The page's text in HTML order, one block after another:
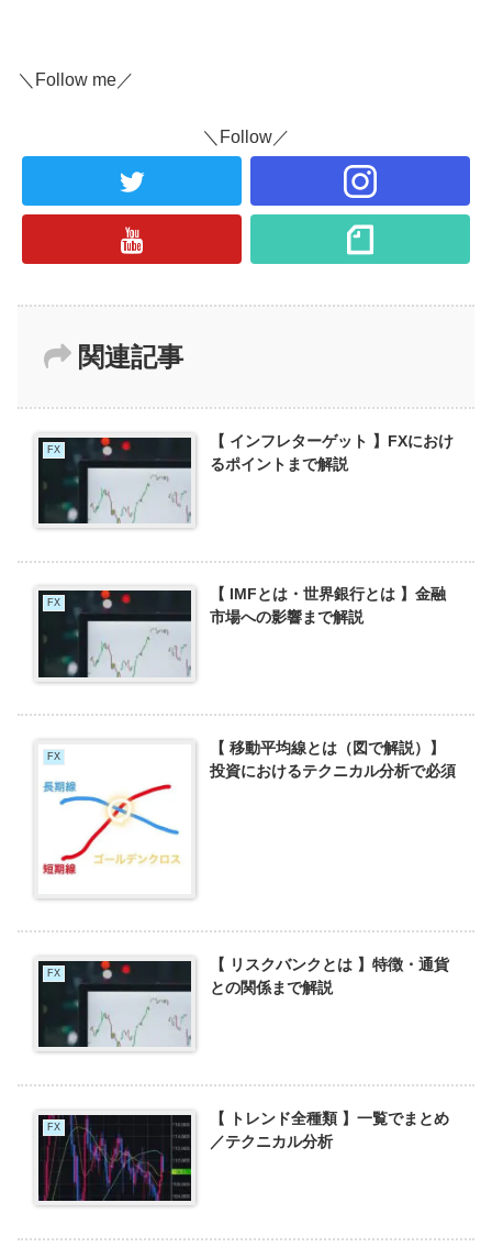
＼Follow me／
＼Follow／
関連記事
FX
【 インフレターゲット 】FXにおけ
るポイントまで解説
FX
【 IMFとは・世界銀行とは 】金融
市場への影響まで解説
FX
【 移動平均線とは（図で解説）】
投資におけるテクニカル分析で必須
FX
【 リスクバンクとは 】特徴・通貨
との関係まで解説
FX
【 トレンド全種類 】一覧でまとめ
／テクニカル分析